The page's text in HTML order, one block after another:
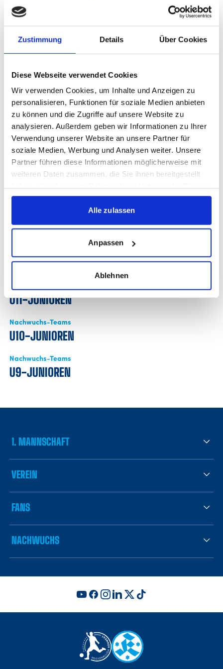
Zustimmung Details Über Cookies
Diese Webseite verwendet Cookies
Wir verwenden Cookies, um Inhalte und Anzeigen zu
personalisieren, Funktionen für soziale Medien anbieten
zu können und die Zugriffe auf unsere Website zu
analysieren. Außerdem geben wir Informationen zu Ihrer
Verwendung unserer Website an unsere Partner für
soziale Medien, Werbung und Analysen weiter. Unsere
Partner führen diese Informationen möglicherweise mit
weiteren Daten zusammen, die Sie ihnen bereitgestellt
gesammelt haben.
Alle zulassen
Anpassen
Ablehnen
TEAMS IM ÜBERBLICK:
U19-JUNIOREN
U17-JUNIOREN
Nachwuchs-Teams
U16-JUNIOREN
Nachwuchs-Teams
U15-JUNIOREN
Nachwuchs-Teams
U14-JUNIOREN
U13-JUNIOREN
U12-JUNIOREN
U11-JUNIOREN
Nachwuchs-Teams
U10-JUNIOREN
Nachwuchs-Teams
U9-JUNIOREN
1. MANNSCHAFT
VEREIN
FANS
NACHWUCHS